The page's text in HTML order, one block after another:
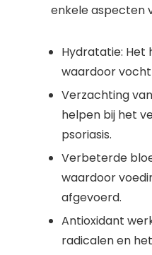
enkele aspecten
Hydratatie: Het
waardoor
Verzachting
helpen bij het
psoriasis.
Verbeterde
waardoor
afgevoerd.
Antioxidant
radicalen en